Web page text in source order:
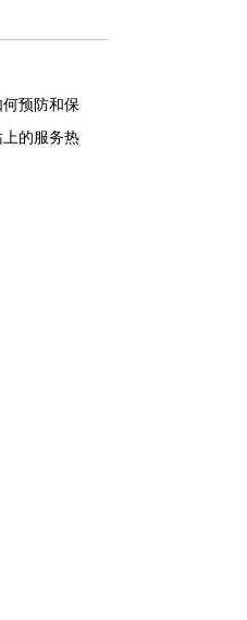
预防和保
的服务热